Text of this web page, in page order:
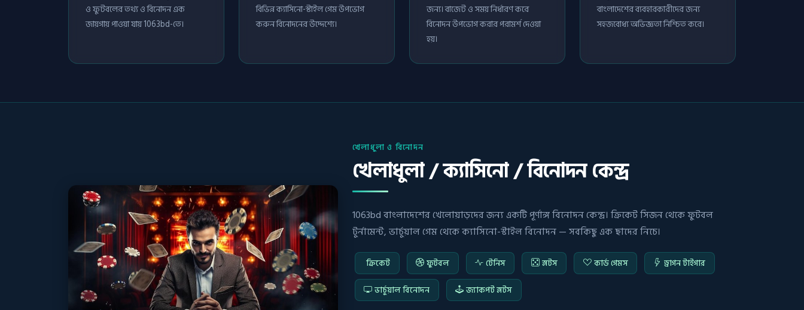
ও ফুটবলের তথ্য ও বিনোদন এক
জায়গায় পাওয়া যায় 1063bd-তে।
বিভিন্ন ক্যাসিনো-স্টাইল গেম উপভোগ
করুন বিনোদনের উদ্দেশ্যে।
জন্য। বাজেট ও সময় নির্ধারণ করে
বিনোদন উপভোগ করার পরামর্শ দেওয়া
হয়।
বাংলাদেশের ব্যবহারকারীদের জন্য
সহজবোধ্য অভিজ্ঞতা নিশ্চিত করে।
খেলাধুলা ও বিনোদন
খেলাধুলা / ক্যাসিনো / বিনোদন কেন্দ্র
1063bd বাংলাদেশের খেলোয়াড়দের জন্য একটি পূর্ণাঙ্গ বিনোদন কেন্দ্র। ক্রিকেট সিজন থেকে ফুটবল
টুর্নামেন্ট, ভার্চুয়াল গেম থেকে ক্যাসিনো-স্টাইল বিনোদন — সবকিছু এক ছাদের নিচে।
ক্রিকেট ফুটবল টেনিস স্লটস কার্ড গেমস ড্রাগন টাইগার
ভার্চুয়াল বিনোদন জ্যাকপট স্লটস